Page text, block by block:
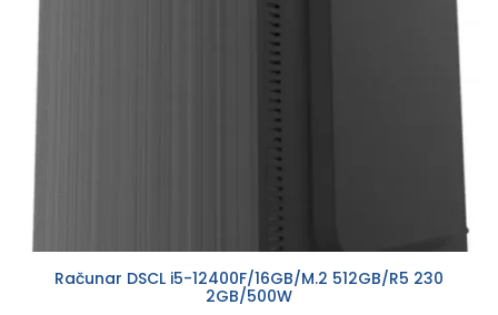
Računar DSCL i5-12400F/16GB/M.2 512GB/R5 230
2GB/500W